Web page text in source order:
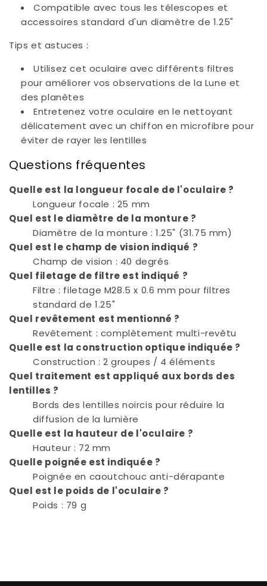
Compatible avec tous les télescopes et
accessoires standard d'un diamètre de 1.25"
Tips et astuces :
Utilisez cet oculaire avec différents filtres
pour améliorer vos observations de la Lune et
des planètes
Entretenez votre oculaire en le nettoyant
délicatement avec un chiffon en microfibre pour
éviter de rayer les lentilles
Questions fréquentes
Quelle est la longueur focale de l'oculaire ?
Longueur focale : 25 mm
Quel est le diamètre de la monture ?
Diamètre de la monture : 1.25" (31.75 mm)
Quel est le champ de vision indiqué ?
Champ de vision : 40 degrés
Quel filetage de filtre est indiqué ?
Filtre : filetage M28.5 x 0.6 mm pour filtres
standard de 1.25"
Quel revêtement est mentionné ?
Revêtement : complètement multi-revêtu
Quelle est la construction optique indiquée ?
Construction : 2 groupes / 4 éléments
Quel traitement est appliqué aux bords des
lentilles ?
Bords des lentilles noircis pour réduire la
diffusion de la lumière
Quelle est la hauteur de l'oculaire ?
Hauteur : 72 mm
Quelle poignée est indiquée ?
Poignée en caoutchouc anti-dérapante
Quel est le poids de l'oculaire ?
Poids : 79 g